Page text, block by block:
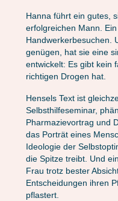
Hanna führt ein gutes,
erfolgreichen Mann.
Handwerkerbesuchen.
genügen, hat sie eine
entwickelt: Es gibt kein
richtigen Drogen hat.
Hensels Text ist
Selbsthilfeseminar,
Pharmazievortrag und
das Porträt eines
Ideologie der
die Spitze treibt. Und
Frau trotz bester
Entscheidungen ihren
pflastert.